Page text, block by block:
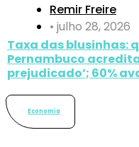
Remir Freire
• julho 28, 2026
Taxa das blusinhas:
Pernambuco
prejudicado’; 60%
Economia